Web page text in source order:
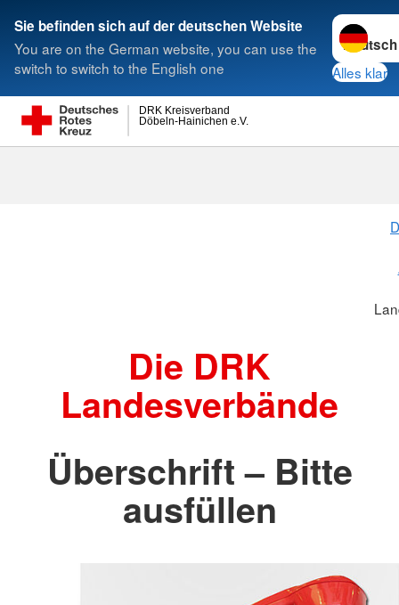
Sie befinden sich auf der deutschen Website
You are on the German website, you can use the
switch to switch to the English one
Sprache
Alles klar
Döbeln-Hainichen e.V.
DRK Kreisverband
Suche
Die DRK
Landesverbände
Überschrift – Bitte
ausfüllen